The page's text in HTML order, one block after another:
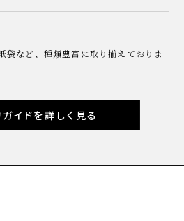
袋など、種類豊富に取り揃えておりま
イドを詳しく見る